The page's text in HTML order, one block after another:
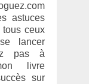
astuces
ceux
lancer
pas à
livre
sur